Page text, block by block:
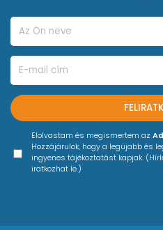
Elolvastam és megismertem az
Hozzájárulok, hogy a legújabb és
ingyenes tájékoztatást kapjak.
iratkozhat le.)